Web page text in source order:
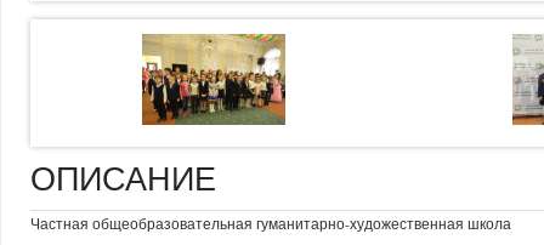
ОПИСАНИЕ
Частная общеобразовательная гуманитарно-художественная школа